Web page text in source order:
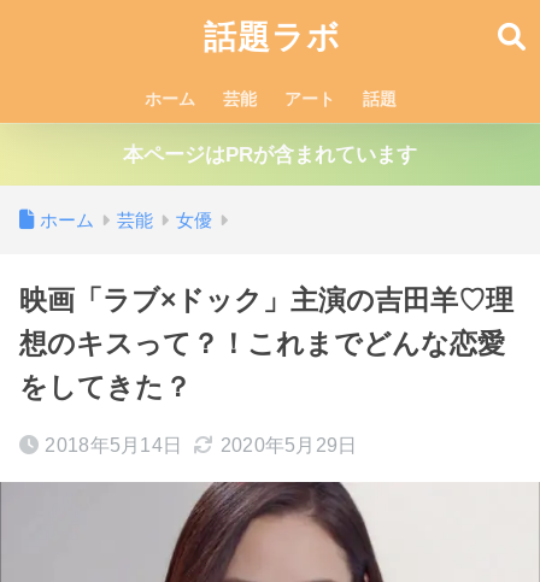
話題ラボ
ホーム 芸能 アート 話題
本ページはPRが含まれています
ホーム 芸能 女優
映画「ラブ×ドック」主演の吉田羊♡理
想のキスって？！これまでどんな恋愛
をしてきた？
2018年5月14日 2020年5月29日